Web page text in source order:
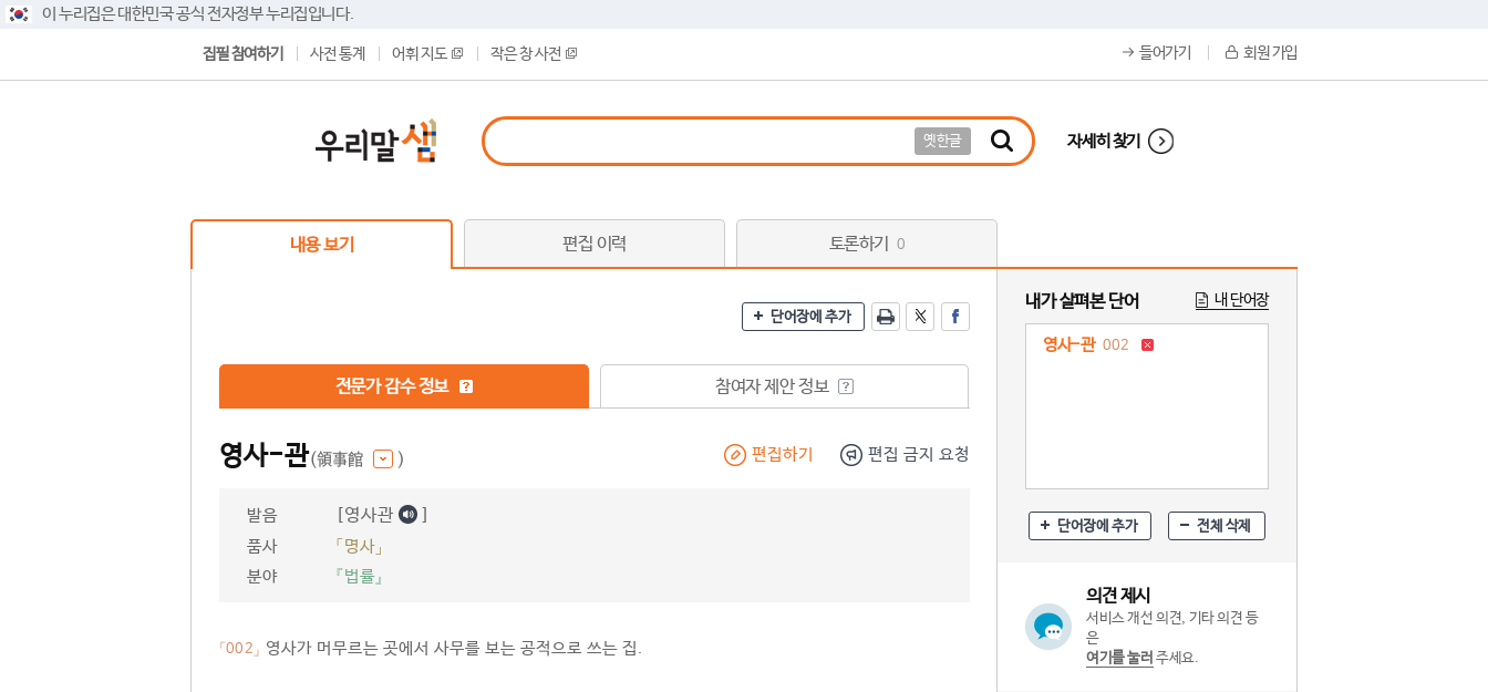
이 누리집은 대한민국 공식 전자정부 누리집입니다.
집필 참여하기 사전 통계 어휘 지도 작은 창 사전 들어가기 회원 가입
옛한글 자세히 찾기
내용 보기 편집 이력 토론하기 0
단어장에 추가
전문가 감수 정보 참여자 제안 정보
영사-관(領事館 ) 편집하기 편집 금지 요청
발음 [영사관 ]
품사
「명사」
분야
『법률』
「002」 영사가 머무르는 곳에서 사무를 보는 공적으로 쓰는 집.
내가 살펴본 단어 내 단어장
영사-관 002
단어장에 추가 전체 삭제
의견 제시
서비스 개선 의견, 기타 의견 등
은
여기를 눌러 주세요.